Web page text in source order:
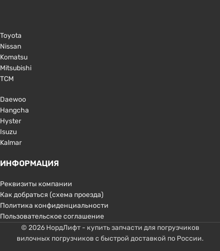
Toyota
Nissan
Komatsu
Mitsubishi
TCM
Daewoo
Hangcha
Hyster
Isuzu
Kalmar
ИНФОРМАЦИЯ
Реквизиты компании
Как добраться (схема проезда)
Политика конфиденциальности
Пользовательское соглашение
© 2026 НордЛифт - купить запчасти для погрузчиков
вилочных погрузчиков с быстрой доставкой по России.